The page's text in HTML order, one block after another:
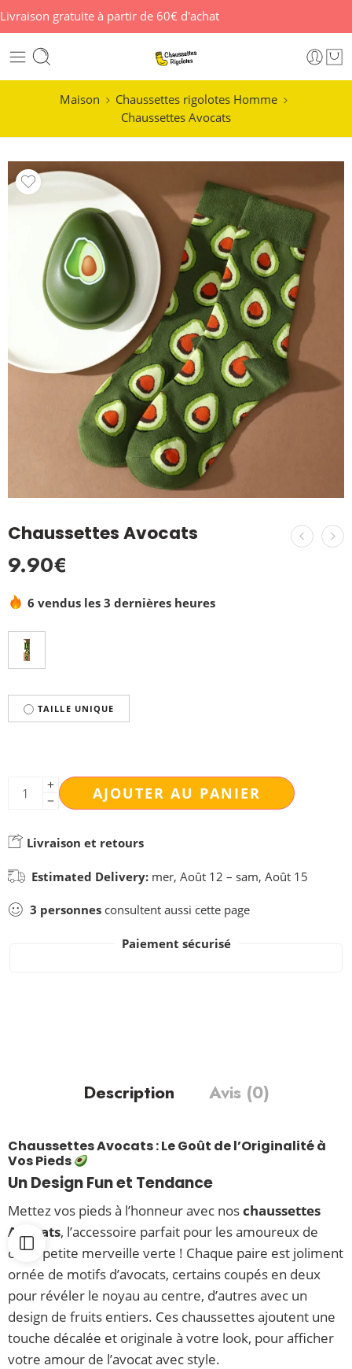
Livraison gratuite à partir de 60€ d'achat
Maison
Chaussettes rigolotes Homme
Chaussettes Avocats
Chaussettes Avocats
9.90€
6 vendus les 3 dernières heures
TAILLE UNIQUE
AJOUTER AU PANIER
Livraison et retours
Estimated Delivery: mer, Août 12 – sam, Août 15
3 personnes consultent aussi cette page
Paiement sécurisé
Description Avis (0)
Chaussettes Avocats : Le Goût de l’Originalité à
Vos Pieds
Un Design Fun et Tendance
Mettez vos pieds à l’honneur avec noschaussettes
Avocats, l’accessoire parfait pour les amoureux de
cette petite merveille verte ! Chaque paire est joliment
ornée de motifs d’avocats, certains coupés en deux
pour révéler le noyau au centre, d’autres avec un
design de fruits entiers. Ces chaussettes ajoutent une
touche décalée et originale à votre look, pour afficher
votre amour de l’avocat avec style.